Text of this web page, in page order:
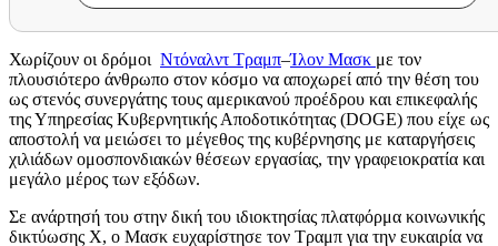
Χωρίζουν οι δρόμοι Ντόναλντ Τραμπ–Ίλον Μασκ με τον
πλουσιότερο άνθρωπο στον κόσμο να αποχωρεί από την θέση του
ως στενός συνεργάτης τους αμερικανού προέδρου και επικεφαλής
της Υπηρεσίας Κυβερνητικής Αποδοτικότητας (DOGE) που είχε ως
αποστολή να μειώσει το μέγεθος της κυβέρνησης με καταργήσεις
χιλιάδων ομοσπονδιακών θέσεων εργασίας, την γραφειοκρατία και
μεγάλο μέρος των εξόδων.
Σε ανάρτησή του στην δική του ιδιοκτησίας πλατφόρμα κοινωνικής
δικτύωσης X, ο Μασκ ευχαρίστησε τον Τραμπ για την ευκαιρία να